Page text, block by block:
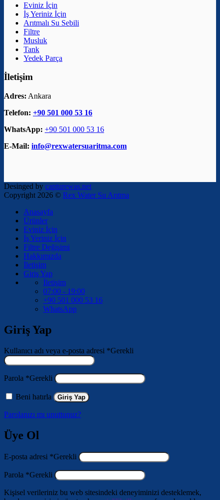
Eviniz İçin
İş Yeriniz İçin
Arıtmalı Su Sebili
Filtre
Musluk
Tank
Yedek Parça
İletişim
Adres: Ankara
Telefon: +90 501 000 53 16
WhatsApp: +90 501 000 53 16
E-Mail: info@rexwatersuaritma.com
Desinged by capturewas.net
Copyright 2026 © Rex Water Su Arıtma
Anasayfa
Ürünler
Eviniz İçin
İş Yeriniz İçin
Filtre Değişimi
Hakkımızda
İletişim
Giriş Yap
İletişim
07:00 - 19:00
+90 501 000 53 16
WhatsApp
Giriş Yap
Kullanıcı adı veya e-posta adresi *Gerekli
Parola *Gerekli
Beni hatırla Giriş Yap
Parolanızı mı unuttunuz?
Üye Ol
E-posta adresi *Gerekli
Parola *Gerekli
Kişisel verileriniz bu web sitesindeki deneyiminizi desteklemek,